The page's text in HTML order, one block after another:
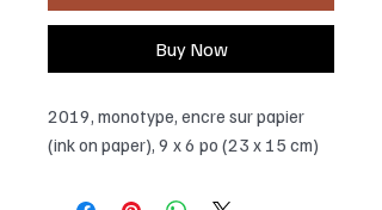
Buy Now
2019, monotype, encre sur papier
(ink on paper), 9 x 6 po (23 x 15 cm)